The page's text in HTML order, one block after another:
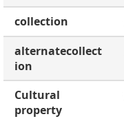
collection
alternatecollect
ion
Cultural
property